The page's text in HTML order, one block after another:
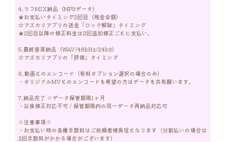
4.ラフMIX納品（MP3データ）
★お支払いタイミング2回目（残金全額）
☆アズカリアプリの送金「ロック解除」タイミング
★2回目以降の修正料金は2回追加修正ごとに支払い。
5.最終音源納品（WAV/48kHz/24bit）
☆アズカリアプリの「評価」タイミング
6.動画とのエンコード（有料オプション選択の場合のみ）
・オリジナルMVとのエンコードを希望の方はデータを共有願います。
7.納品完了 ※データ保管期限1ヶ月
・以後修正対応不可 / 保管期限内の同一データ再納品対応可
※注意事項※
・お支払い時の各種手数料はご依頼者様負担となります（分割払いの場合は
2回手数料がかかる場合がございます）